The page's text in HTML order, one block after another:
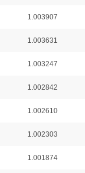
1.003907
1.003631
1.003247
1.002842
1.002610
1.002303
1.001874